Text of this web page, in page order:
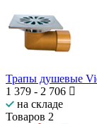
Трапы душевые
1 379 - 2 706
на складе
Товаров 2